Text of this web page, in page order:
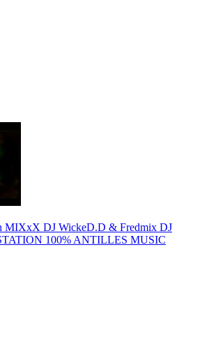
MIXxX DJ WickeD.D & Fredmix DJ
100% ANTILLES MUSIC